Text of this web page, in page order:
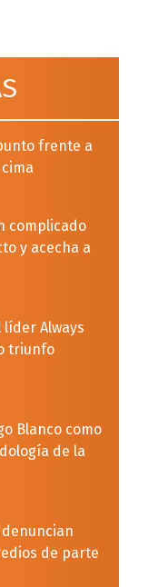
frente a
complicado
y acecha a
Always
triunfo
Blanco como
de la
de parte